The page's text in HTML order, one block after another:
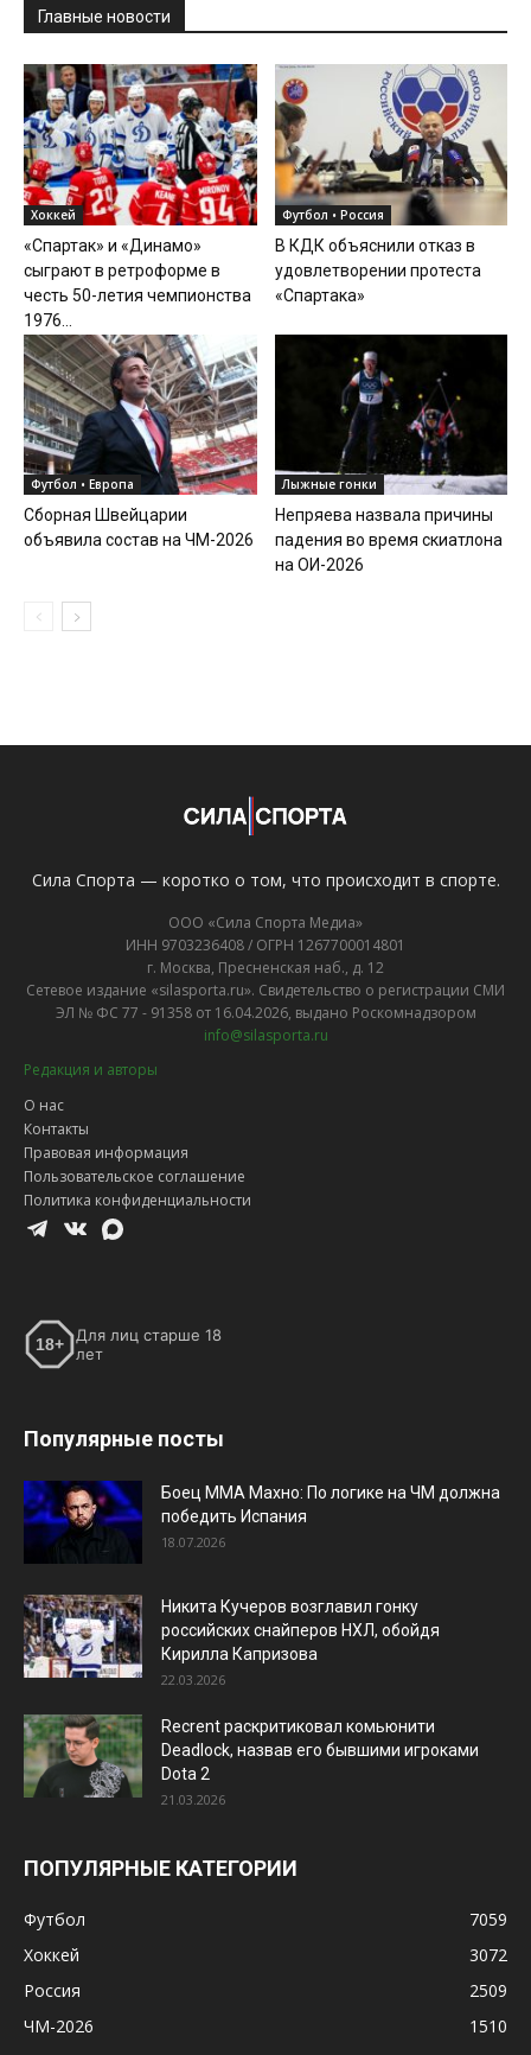
Главные новости
Хоккей
«Спартак» и «Динамо»
сыграют в ретроформе в
честь 50-летия чемпионства
1976...
Футбол • Россия
В КДК объяснили отказ в
удовлетворении протеста
«Спартака»
Футбол • Европа
Сборная Швейцарии
объявила состав на ЧМ-2026
Лыжные гонки
Непряева назвала причины
падения во время скиатлона
на ОИ-2026
Сила Спорта — коротко о том, что происходит в спорте.
ООО «Сила Спорта Медиа»
ИНН 9703236408 / ОГРН 1267700014801
г. Москва, Пресненская наб., д. 12
Сетевое издание «silasporta.ru». Свидетельство о регистрации СМИ
ЭЛ № ФС 77 - 91358 от 16.04.2026, выдано Роскомнадзором
info@silasporta.ru
Редакция и авторы
О нас
Контакты
Правовая информация
Пользовательское соглашение
Политика конфиденциальности
18+
Для лиц старше 18
лет
Популярные посты
Боец ММА Махно: По логике на ЧМ должна
победить Испания
18.07.2026
Никита Кучеров возглавил гонку
российских снайперов НХЛ, обойдя
Кирилла Капризова
22.03.2026
Recrent раскритиковал комьюнити
Deadlock, назвав его бывшими игроками
Dota 2
21.03.2026
ПОПУЛЯРНЫЕ КАТЕГОРИИ
Футбол
7059
Хоккей
3072
Россия
2509
ЧМ-2026
1510